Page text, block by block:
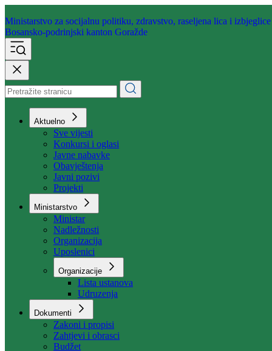
Ministarstvo za socijalnu politiku,
Bosansko-podrinjski kanton Goražde
Aktuelno
Sve vijesti
Konkursi i oglasi
Javne nabavke
Obavještenja
Javni pozivi
Projekti
Ministarstvo
Ministar
Organizacija
Uposlenici
Organizacije
Lista ustanova
Udruzenja
Dokumenti